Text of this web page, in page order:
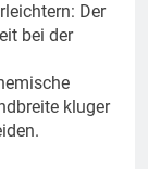
Der
bei der
kluger